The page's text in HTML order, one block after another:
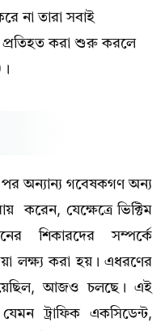
না তারা সবাই
প্রতিহত করা শুরু করলে
পর অন্যান্য গবেষকগণ অন্য
করেন, যেক্ষেত্রে ভিক্টিম
শিকারদের সম্পর্কে
লক্ষ্য করা হয়। এধরণের
আজও চলছে। এই
ট্রাফিক একসিডেন্ট,